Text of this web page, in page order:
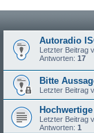
Autoradio
Letzter Beitrag
Antworten: 17
Bitte
Letzter Beitrag
Letzter Beitrag
Antworten: 1